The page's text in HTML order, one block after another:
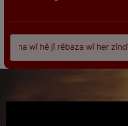
wî hê jî rêbaza wî her zîndî ye